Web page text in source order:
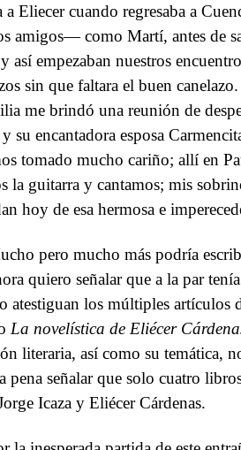
a Eliecer cuando regresaba a
amigos— como Martí, antes de
así empezaban nuestros
sin que faltara el buen
me brindó una reunión de
su encantadora esposa
tomado mucho cariño; allí en
la guitarra y cantamos; mis
hoy de esa hermosa e
pero mucho más podría
quiero señalar que a la par
atestiguan los múltiples artículos
La novelística de Eliécer
literaria, así como su temática,
pena señalar que solo cuatro
Icaza y Eliécer Cárdenas.